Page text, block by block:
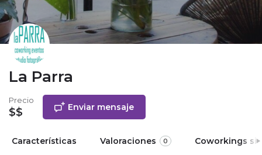
La Parra
Precio
$$ Enviar mensaje
Características Valoraciones 0 Coworkings